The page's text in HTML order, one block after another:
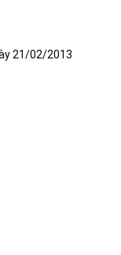
21/02/2013